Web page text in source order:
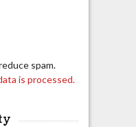
spam.
is processed.